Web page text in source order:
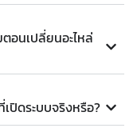
อนเปลี่ยนอะไหล่
ปิดระบบจริงหรือ?